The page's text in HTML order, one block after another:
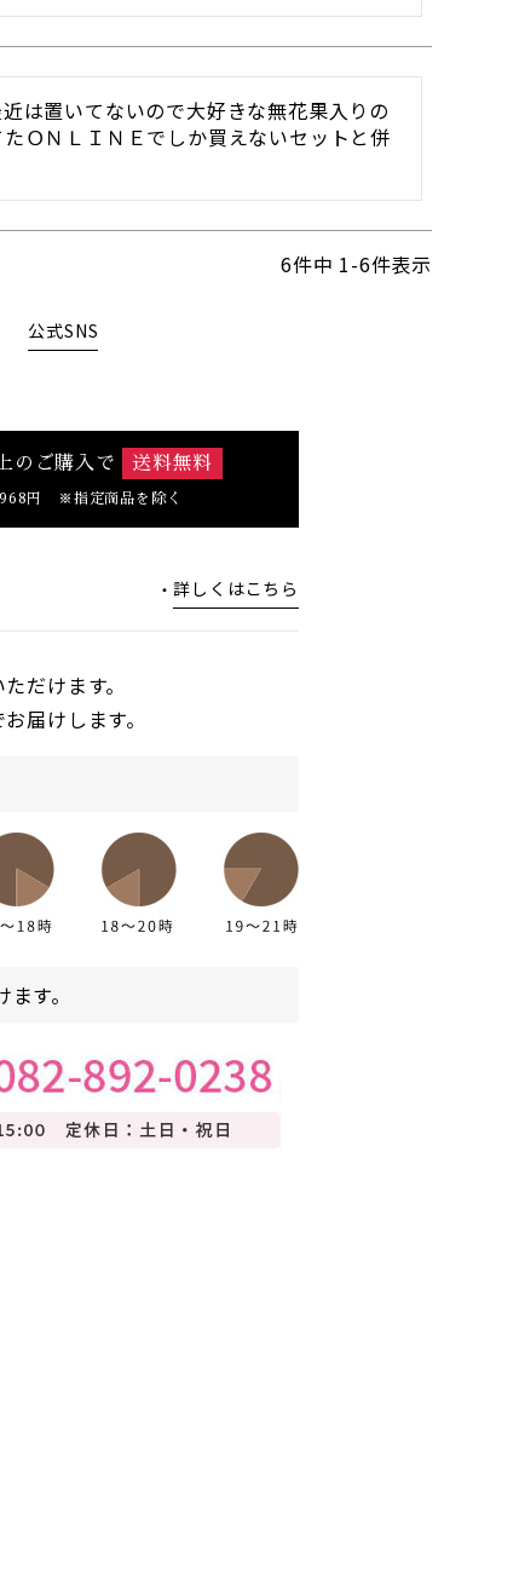
は置いてないので大好きな無花果入りの
ＯＮＬＩＮＥでしか買えないセットと併
6件中 1-6件表示
公式SNS
のご購入で 送料無料
968円 ※指定商品を除く
詳しくはこちら
だけます。
届けします。
す。